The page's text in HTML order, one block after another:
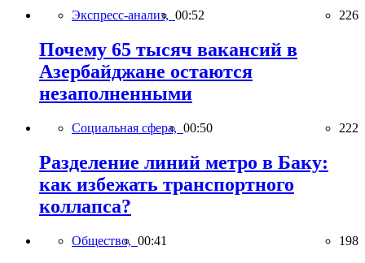
Экспресс-анализ, 00:52 226
Почему 65 тысяч вакансий в
Азербайджане остаются
незаполненными
Социальная сфера, 00:50 222
Разделение линий метро в Баку:
как избежать транспортного
коллапса?
Общество, 00:41 198